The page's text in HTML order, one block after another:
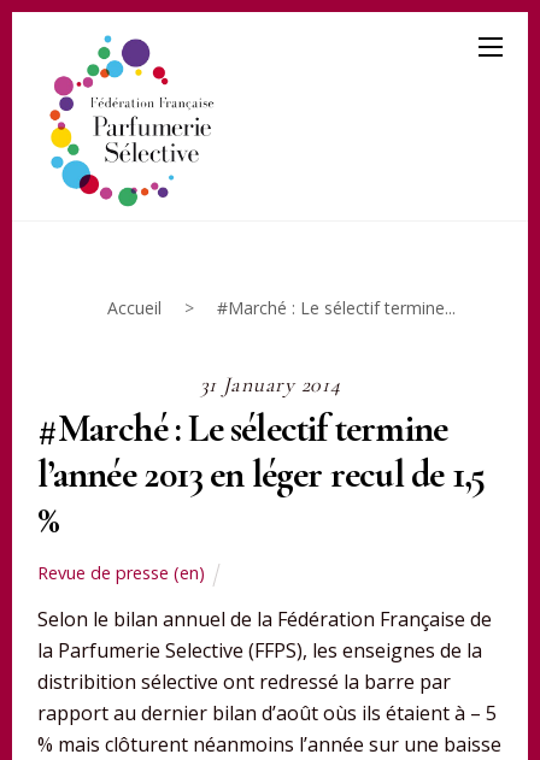
Accueil > #Marché : Le sélectif termine...
31 January 2014
#Marché : Le sélectif termine
l’année 2013 en léger recul de 1,5
%
Revue de presse (en)
Selon le bilan annuel de la Fédération Française de
la Parfumerie Selective (FFPS), les enseignes de la
distribition sélective ont redressé la barre par
rapport au dernier bilan d’août oùs ils étaient à – 5
% mais clôturent néanmoins l’année sur une baisse